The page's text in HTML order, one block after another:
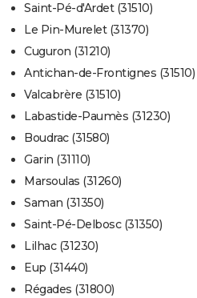
Saint-Pé-d'Ardet (31510)
Le Pin-Murelet (31370)
Cuguron (31210)
Antichan-de-Frontignes (31510)
Valcabrère (31510)
Labastide-Paumès (31230)
Boudrac (31580)
Garin (31110)
Marsoulas (31260)
Saman (31350)
Saint-Pé-Delbosc (31350)
Lilhac (31230)
Eup (31440)
Régades (31800)